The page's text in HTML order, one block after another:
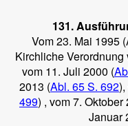
131.
Vom 23. Mai 1995
Kirchliche
vom 11. Juli 2000 (
2013 (Abl. 65 S. 692
499) , vom 7. Oktober
Januar